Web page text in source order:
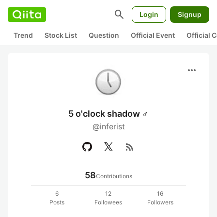
search Login Signup
Trend Stock List Question Official Event Official
more_horiz
5 o'clock shadow ♂
@inferist
rss_feed
58Contributions
6
Posts
12
Followees
16
Followers